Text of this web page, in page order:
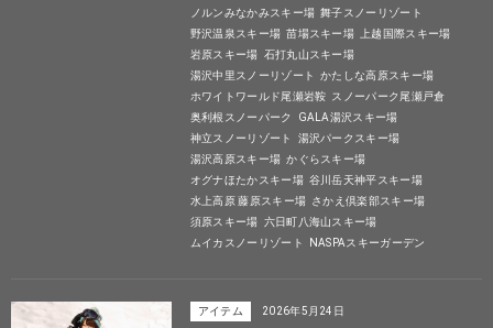
ノルンみなかみスキー場 舞子スノーリゾート
野沢温泉スキー場 苗場スキー場
上越国際スキー場
岩原スキー場 石打丸山スキー場
湯沢中里スノーリゾート
かたしな高原スキー場
ホワイトワールド尾瀬岩鞍 スノーパーク尾瀬戸倉
奥利根スノーパーク
GALA湯沢スキー場
神立スノーリゾート
湯沢パークスキー場
湯沢高原スキー場 かぐらスキー場
オグナほたかスキー場 谷川岳天神平スキー場
水上高原 藤原スキー場 さかえ倶楽部スキー場
須原スキー場 六日町八海山スキー場
ムイカスノーリゾート
NASPAスキーガーデン
アイテム 2026年5月24日